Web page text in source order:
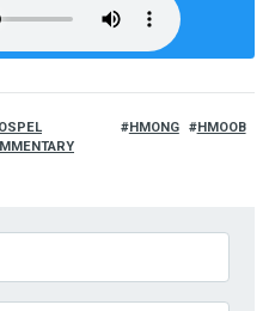
HMONG HMOOB